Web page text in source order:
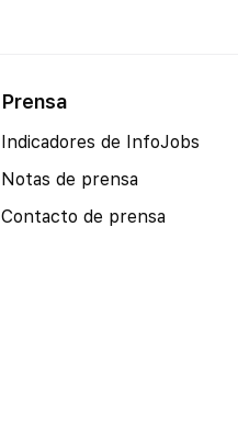
Prensa
Indicadores de InfoJobs
Notas de prensa
Contacto de prensa